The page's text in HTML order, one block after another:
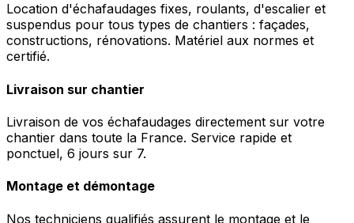
Location d'échafaudages fixes, roulants, d'escalier et
suspendus pour tous types de chantiers : façades,
constructions, rénovations. Matériel aux normes et
certifié.
Livraison sur chantier
Livraison de vos échafaudages directement sur votre
chantier dans toute la France. Service rapide et
ponctuel, 6 jours sur 7.
Montage et démontage
Nos techniciens qualifiés assurent le montage et le